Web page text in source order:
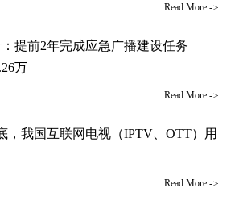
Read More ->
提前2年完成应急广播建设任务
万
Read More ->
，我国互联网电视（IPTV、OTT）用
Read More ->